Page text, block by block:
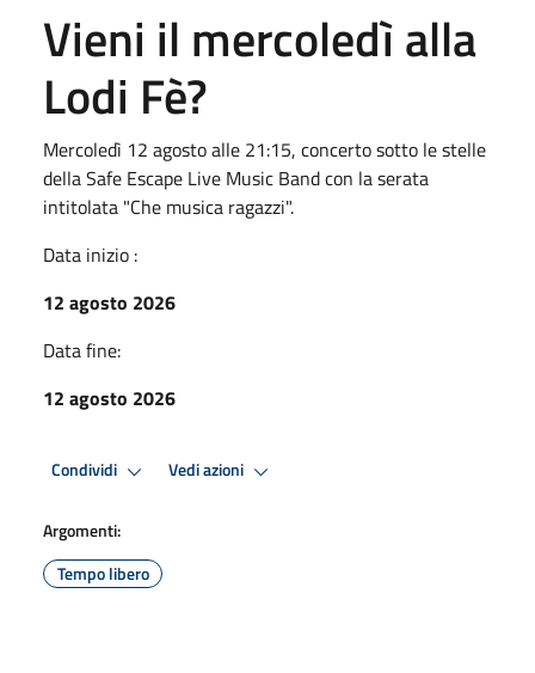
Vieni il mercoledì alla
Lodi Fè?
Mercoledì 12 agosto alle 21:15, concerto sotto le stelle
della Safe Escape Live Music Band con la serata
intitolata "Che musica ragazzi".
Data inizio :
12 agosto 2026
Data fine:
12 agosto 2026
Condividi Vedi azioni
Argomenti:
Tempo libero